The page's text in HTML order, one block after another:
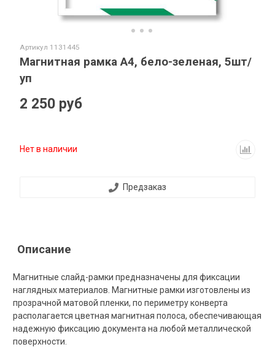
Артикул 1131445
Магнитная рамка А4, бело-зеленая, 5шт/
уп
Нет в наличии
2 250 руб
Предзаказ
Описание
Магнитные слайд-рамки предназначены для фиксации
наглядных материалов. Магнитные рамки изготовлены из
прозрачной матовой пленки, по периметру конверта
располагается цветная магнитная полоса, обеспечивающая
надежную фиксацию документа на любой металлической
поверхности.